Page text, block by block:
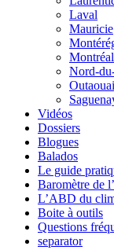
Laval
Mauricie
Montréal
Nord-
Vidéos
Dossiers
Blogues
Balados
Le guide
Baromètre de
L’ABD du
Boite à outils
Questions
separator